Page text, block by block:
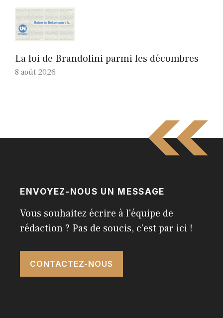
La loi de Brandolini parmi les décombres
8 août 2026
ENVOYEZ-NOUS UN MESSAGE
Vous souhaitez écrire à l'équipe de
rédaction ? Pas de soucis, c'est par ici !
CONTACTEZ-NOUS